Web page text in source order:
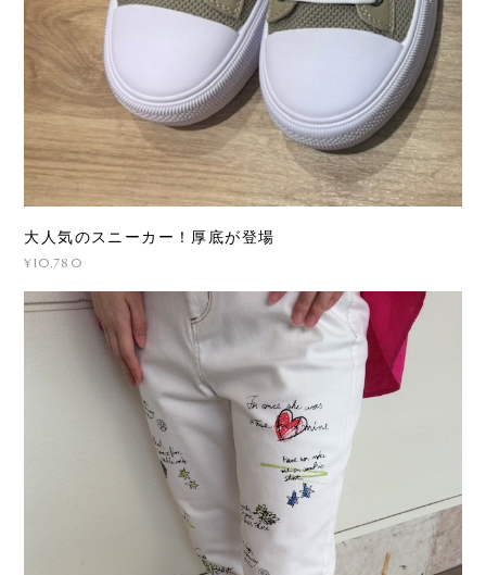
大人気のスニーカー！厚底が登場
¥10,780